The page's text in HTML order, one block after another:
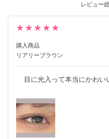
※ 軸固定技術を利用することで
させます。
レビュー
★★★★★
購入商品
リアリーブラウン
目に光入って本当にかわ